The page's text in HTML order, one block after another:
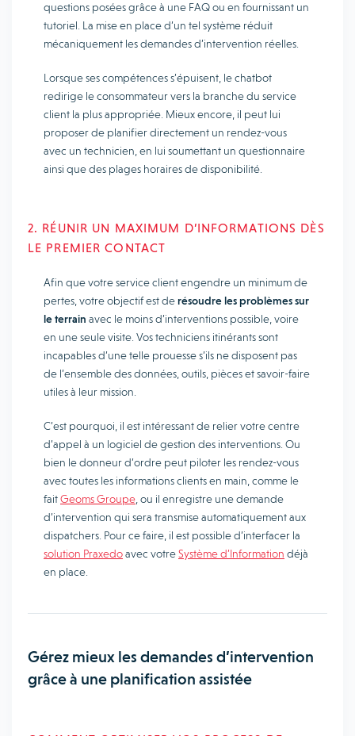
questions posées grâce à une FAQ ou en fournissant un
tutoriel. La mise en place d’un tel système réduit
mécaniquement les demandes d’intervention réelles.
Lorsque ses compétences s’épuisent, le chatbot
redirige le consommateur vers la branche du service
client la plus appropriée. Mieux encore, il peut lui
proposer de planifier directement un rendez-vous
avec un technicien, en lui soumettant un questionnaire
ainsi que des plages horaires de disponibilité.
2. RÉUNIR UN MAXIMUM D’INFORMATIONS DÈS
LE PREMIER CONTACT
Afin que votre service client engendre un minimum de
pertes, votre objectif est derésoudre les problèmes sur
le terrain avec le moins d’interventions possible, voire
en une seule visite. Vos techniciens itinérants sont
incapables d’une telle prouesse s’ils ne disposent pas
de l’ensemble des données, outils, pièces et savoir-faire
utiles à leur mission.
C’est pourquoi, il est intéressant de relier votre centre
d’appel à un logiciel de gestion des interventions. Ou
bien le donneur d’ordre peut piloter les rendez-vous
avec toutes les informations clients en main, comme le
faitGeoms Groupe , ou il enregistre une demande
d’intervention qui sera transmise automatiquement aux
dispatchers. Pour ce faire, il est possible d’interfacer la
solution Praxedoavec votreSystème d’Information déjà
en place.
Gérez mieux les demandes d’intervention
grâce à une planification assistée